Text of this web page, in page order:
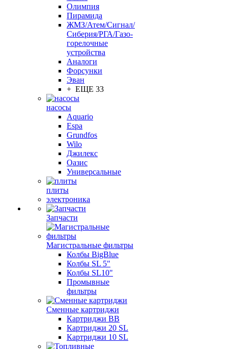
Олимпия
Пирамида
ЖМЗ/Атем/Сигнал/
Сиберия/РГА/Газо-
горелочные
устройства
Aналоги
Форсунки
Эван
+ ЕЩЕ 33
насосы
Aquario
Espa
Grundfos
Wilo
Джилекс
Оазис
Универсальные
плиты
электроника
Запчасти
Магистральные фильтры
Колбы BigBlue
Колбы SL 5"
Колбы SL10"
Промывные
фильтры
Сменные картриджи
Картриджи BB
Картриджи 20 SL
Картриджи 10 SL